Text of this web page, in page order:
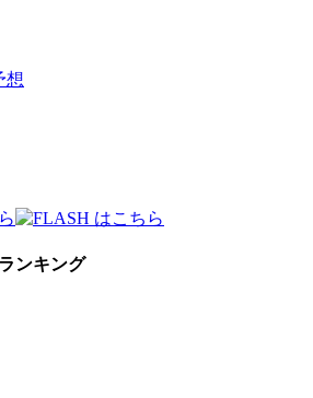
想
ンキング